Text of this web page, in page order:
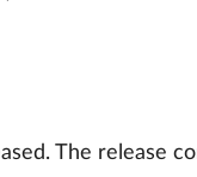
The release